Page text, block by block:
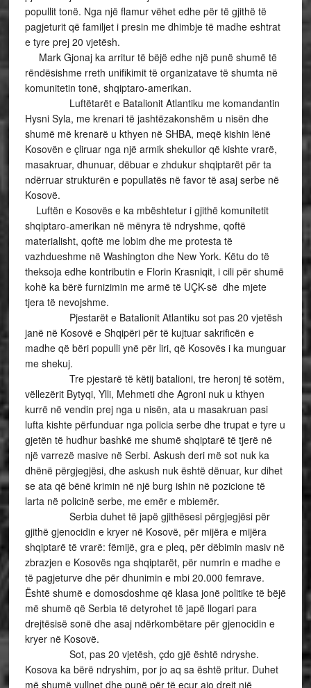
popullit tonë. Nga një flamur vëhet edhe për të gjithë të
pagjeturit që familjet i presin me dhimbje të madhe eshtrat
e tyre prej 20 vjetësh.
Mark Gjonaj ka arritur të bëjë edhe një punë shumë të
rëndësishme rreth unifikimit të organizatave të shumta në
komunitetin tonë, shqiptaro-amerikan.
Luftëtarët e Batalionit Atlantiku me komandantin
Hysni Syla, me krenari të jashtëzakonshëm u nisën dhe
shumë më krenarë u kthyen në SHBA, meqë kishin lënë
Kosovën e çliruar nga një armik shekullor që kishte vrarë,
masakruar, dhunuar, dëbuar e zhdukur shqiptarët për ta
ndërruar strukturën e popullatës në favor të asaj serbe në
Kosovë.
Luftën e Kosovës e ka mbështetur i gjithë komunitetit
shqiptaro-amerikan në mënyra të ndryshme, qoftë
materialisht, qoftë me lobim dhe me protesta të
vazhdueshme në Washington dhe New York. Këtu do të
theksoja edhe kontributin e Florin Krasniqit, i cili për shumë
kohë ka bërë furnizimin me armë të UÇK-së dhe mjete
tjera të nevojshme.
Pjestarët e Batalionit Atlantiku sot pas 20 vjetësh
janë në Kosovë e Shqipëri për të kujtuar sakrificën e
madhe që bëri populli ynë për liri, që Kosovës i ka munguar
me shekuj.
Tre pjestarë të këtij batalioni, tre heronj të sotëm,
vëllezërit Bytyqi, Ylli, Mehmeti dhe Agroni nuk u kthyen
kurrë në vendin prej nga u nisën, ata u masakruan pasi
lufta kishte përfunduar nga policia serbe dhe trupat e tyre u
gjetën të hudhur bashkë me shumë shqiptarë të tjerë në
një varrezë masive në Serbi. Askush deri më sot nuk ka
dhënë përgjegjësi, dhe askush nuk është dënuar, kur dihet
se ata që bënë krimin në një burg ishin në pozicione të
larta në policinë serbe, me emër e mbiemër.
Serbia duhet të japë gjithësesi përgjegjësi për
gjithë gjenocidin e kryer në Kosovë, për mijëra e mijëra
shqiptarë të vrarë: fëmijë, gra e pleq, për dëbimin masiv në
zbrazjen e Kosovës nga shqiptarët, për numrin e madhe e
të pagjeturve dhe për dhunimin e mbi 20.000 femrave.
Është shumë e domosdoshme që klasa jonë politike të bëjë
më shumë që Serbia të detyrohet të japë llogari para
drejtësisë sonë dhe asaj ndërkombëtare për gjenocidin e
kryer në Kosovë.
Sot, pas 20 vjetësh, çdo gjë është ndryshe.
Kosova ka bërë ndryshim, por jo aq sa është pritur. Duhet
më shumë vullnet dhe punë për të ecur ajo drejt një